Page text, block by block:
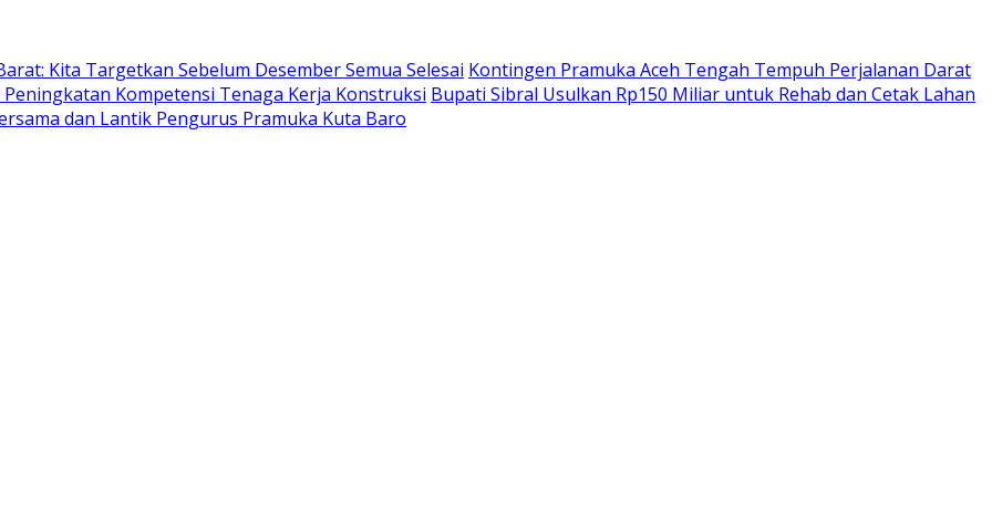
Kita Targetkan Sebelum Desember Semua Selesai Kontingen Pramuka Aceh Tengah Tempuh Perjalanan Darat
Kompetensi Tenaga Kerja Konstruksi Bupati Sibral Usulkan Rp150 Miliar untuk Rehab dan Cetak Lahan
dan Lantik Pengurus Pramuka Kuta Baro